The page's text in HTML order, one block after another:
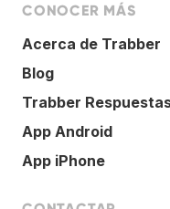
CONOCER MÁS
Acerca de Trabber
Blog
Trabber
App Android
App iPhone